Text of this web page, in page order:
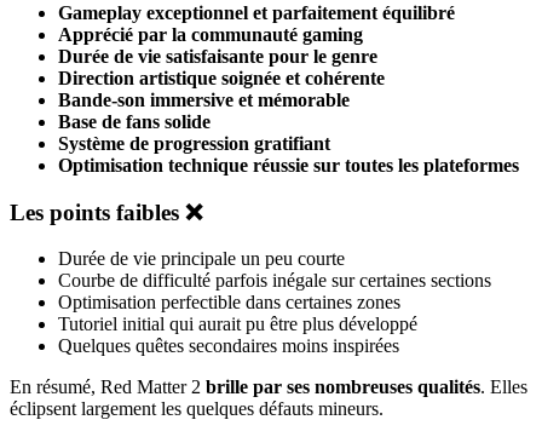
Gameplay exceptionnel et parfaitement équilibré
Apprécié par la communauté gaming
Durée de vie satisfaisante pour le genre
Direction artistique soignée et cohérente
Bande-son immersive et mémorable
Base de fans solide
Système de progression gratifiant
Optimisation technique réussie sur toutes les plateformes
Les points faibles ❌
Durée de vie principale un peu courte
Courbe de difficulté parfois inégale sur certaines sections
Optimisation perfectible dans certaines zones
Tutoriel initial qui aurait pu être plus développé
Quelques quêtes secondaires moins inspirées
En résumé, Red Matter 2 brille par ses nombreuses qualités. Elles
éclipsent largement les quelques défauts mineurs.